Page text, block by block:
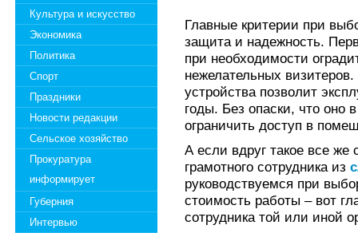
Культура и искусство
Экономика
Политика
Спорт
Праздники
Новости редакции
Сельское хозяйство
Прокуратура
информирует
Губерния
Интервью
Главные критерии при
защита и надежность.
при необходимости
нежелательных
устройства позволит
годы. Без опаски, что оно
ограничить доступ в
А если вдруг такое все
грамотного сотрудника из
руководствуемся при
стоимость работы – вот
сотрудника той или иной